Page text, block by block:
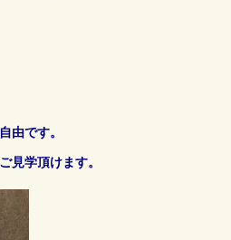
由です。
見学頂けます。